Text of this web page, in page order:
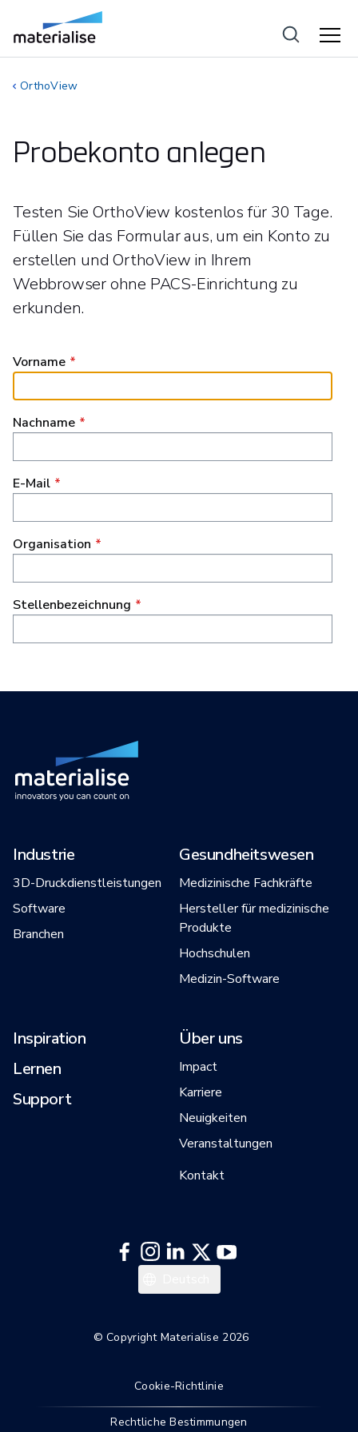
OrthoView
Probekonto anlegen
Testen Sie OrthoView kostenlos für 30 Tage.
Füllen Sie das Formular aus, um ein Konto zu
erstellen und OrthoView in Ihrem
Webbrowser ohne PACS-Einrichtung zu
erkunden.
Industrie
3D-Druckdienstleistungen
Software
Branchen
Gesundheitswesen
Medizinische Fachkräfte
Hersteller für medizinische
Produkte
Hochschulen
Medizin-Software
Inspiration
Lernen
Support
Über uns
Impact
Karriere
Neuigkeiten
Veranstaltungen
Kontakt
English
© Copyright Materialise 2026
Cookie-Richtlinie
Rechtliche Bestimmungen